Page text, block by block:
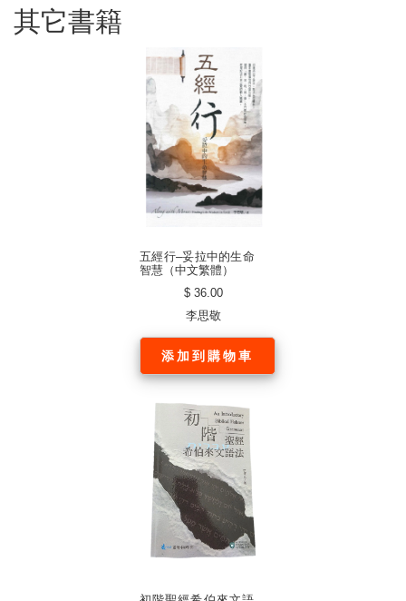
其它書籍
五經行–妥拉中的生命
智慧（中文繁體）
$ 36.00
李思敬
添加到購物車